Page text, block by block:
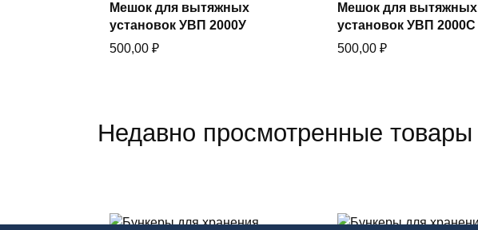
Мешок для вытяжных
установок УВП 2000У
500,00 ₽
Мешок для вытяжных
установок УВП 2000С
500,00 ₽
Недавно просмотренные товары